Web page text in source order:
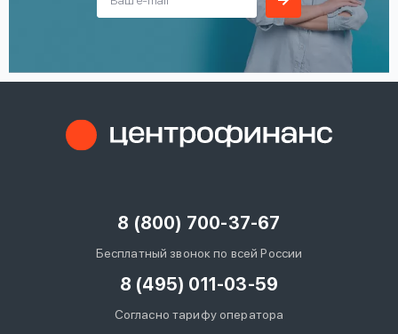
8 (800) 700-37-67
Бесплатный звонок по всей России
8 (495) 011-03-59
Согласно тарифу оператора